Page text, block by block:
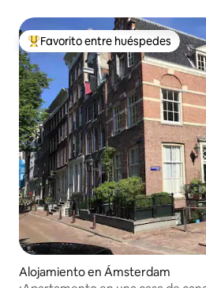
Favorito entre los huéspedes
Favorito entre huéspedes
Alojamiento en Ámsterdam